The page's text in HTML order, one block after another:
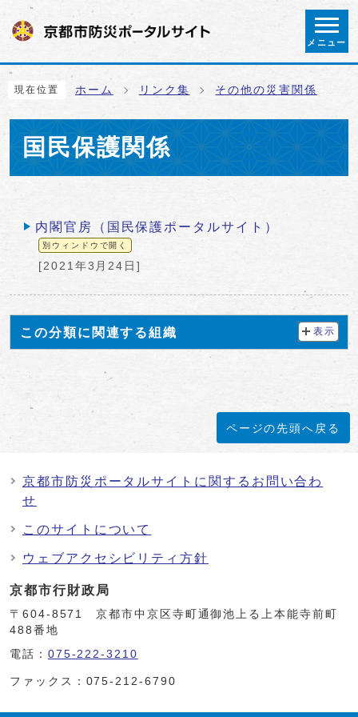
ページの先頭です
メニュー
ここから本文です
現在位置 ホーム リンク集 その他の災害関係
国民保護関係
メインメニュー
内閣官房（国民保護ポータルサイト）
別ウィンドウで開く
[2021年3月24日]
この分類に関連する組織 表示
ページの先頭へ戻る
京都市防災ポータルサイトに関するお問い合わ
せ
このサイトについて
ウェブアクセシビリティ方針
京都市行財政局
〒604-8571 京都市中京区寺町通御池上る上本能寺前町
488番地
電話： 075-222-3210
ファックス：075-212-6790